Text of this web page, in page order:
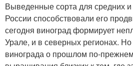
Выведенные сорта для средних
России способствовали его
сегодня виноград формирует
Урале, и в северных регионах. Но
винограда о прошлом по-